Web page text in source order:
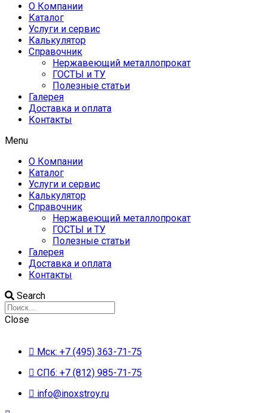
О Компании
Каталог
Услуги и сервис
Калькулятор
Справочник
Нержавеющий металлопрокат
ГОСТЫ и ТУ
Полезные статьи
Галерея
Доставка и оплата
Контакты
Menu
О Компании
Каталог
Услуги и сервис
Калькулятор
Справочник
Нержавеющий металлопрокат
ГОСТЫ и ТУ
Полезные статьи
Галерея
Доставка и оплата
Контакты
Search
Close
Мск: +7 (495) 363-71-75
СПб: +7 (812) 985-71-75
info@inoxstroy.ru